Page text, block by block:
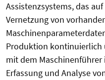
Assistenzsystems, das
Vernetzung von
Produktion kontinuierlich
mit dem
Erfassung und Analyse